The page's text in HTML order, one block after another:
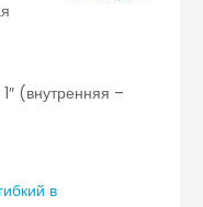
(внутренняя –
в